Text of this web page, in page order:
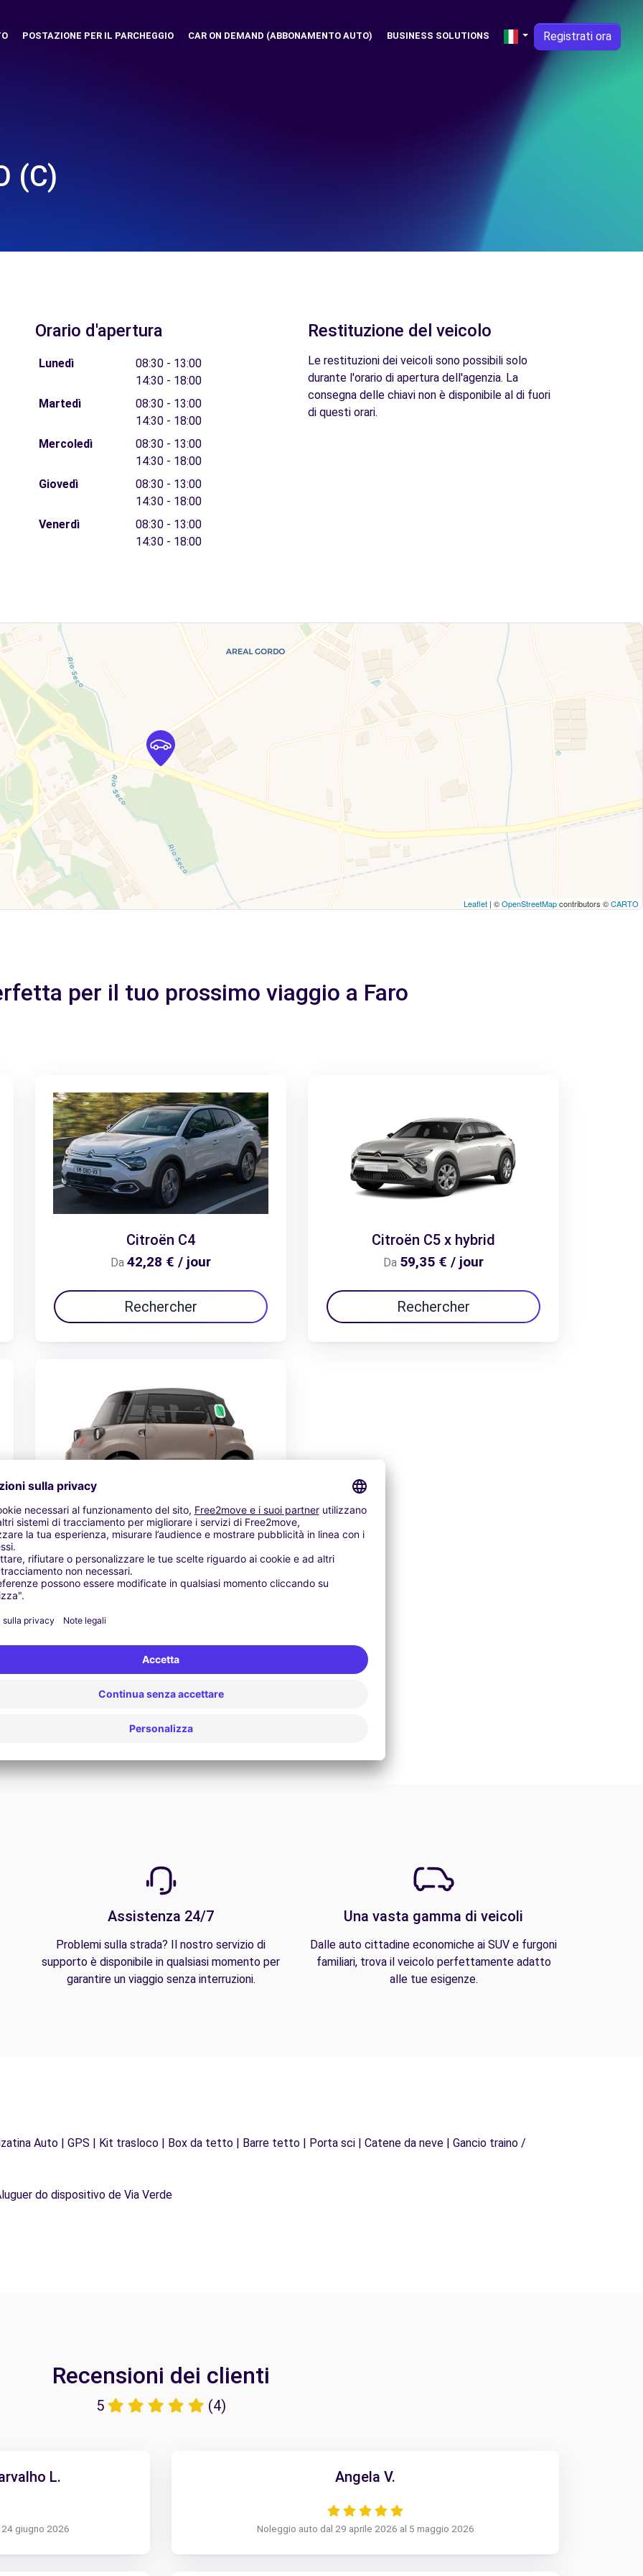
POSTAZIONE PER IL PARCHEGGIO CAR ON DEMAND (ABBONAMENTO AUTO) BUSINESS SOLUTIONS Registrati ora
(C)
Orario d'apertura
Lunedì
08:30 - 13:00
14:30 - 18:00
Martedì
08:30 - 13:00
14:30 - 18:00
Mercoledì
08:30 - 13:00
14:30 - 18:00
Giovedì
08:30 - 13:00
14:30 - 18:00
Venerdì
08:30 - 13:00
14:30 - 18:00
Restituzione del veicolo
Le restituzioni dei veicoli sono possibili solo
durante l'orario di apertura dell'agenzia. La
consegna delle chiavi non è disponibile al di fuori
di questi orari.
Leaflet | ©OpenStreetMapcontributors ©CARTO
per il tuo prossimo viaggio a Faro
Citroën C4
Da 42,28 € / jour
Rechercher
Citroën C5 x hybrid
Da 59,35 € / jour
Rechercher
Citroën Ami
Da 34,15 € / jour
Vedi offerta
Assistenza 24/7
Problemi sulla strada? Il nostro servizio di
supporto è disponibile in qualsiasi momento per
garantire un viaggio senza interruzioni.
Una vasta gamma di veicoli
Dalle auto cittadine economiche ai SUV e furgoni
familiari, trova il veicolo perfettamente adatto
alle tue esigenze.
Auto | GPS | Kit trasloco | Box da tetto | Barre tetto | Porta sci | Catene da neve | Gancio traino /
do dispositivo de Via Verde
Recensioni dei clienti
5 (4)
L.
giugno 2026
Angela V.
Noleggio auto dal 29 aprile 2026 al 5 maggio 2026